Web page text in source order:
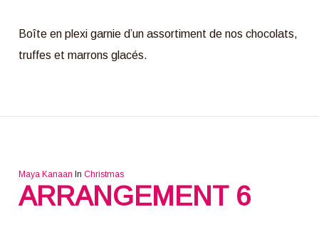
Boîte en plexi garnie d’un assortiment de nos chocolats,
truffes et marrons glacés.
Maya Kanaan In Christmas
ARRANGEMENT 6